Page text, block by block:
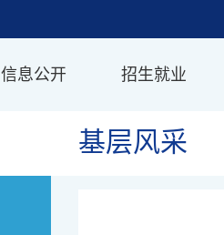
信息公开 招生就业
基层风采